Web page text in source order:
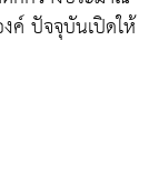
ค์ ปัจจุบันเปิดให้